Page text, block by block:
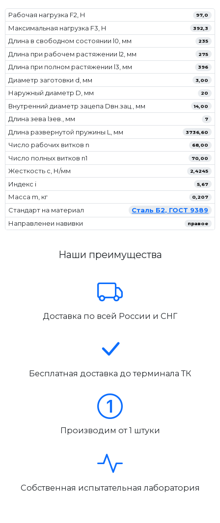
Рабочая нагрузка F2, Н 97,0
Максимальная нагрузка F3, Н 392,3
Длина в свободном состоянии l0, мм 235
Длина при рабочем растяжении l2, мм 275
Длина при полном растяжении l3, мм 396
Диаметр заготовки d, мм 3,00
Наружный диаметр D, мм 20
Внутренний диаметр зацепа Dвн.зац., мм 14,00
Длина зева lзев., мм 7
Длина развернутой пружины L, мм 3736,60
Число рабочих витков n 68,00
Число полных витков n1 70,00
Жесткость с, Н/мм 2,4245
Индекс i 5,67
Масса m, кг 0,207
Стандарт на материал
Сталь Б2, ГОСТ 9389
Направленеи навивки
правое
Наши преимущества
Доставка по всей России и СНГ
Бесплатная доставка до терминала ТК
Производим от 1 штуки
Собственная испытательная лаборатория